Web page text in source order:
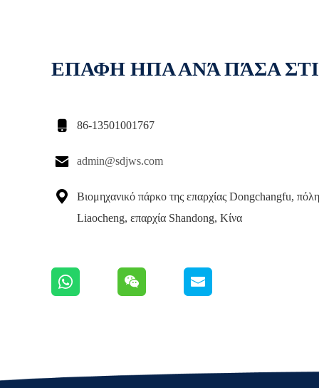
ΕΠΑΦΗ ΗΠΑ ΑΝΆ ΠΆΣΑ
 86-13501001767
 admin@sdjws.com

Βιομηχανικό πάρκο της επαρχίας Dongchangfu, πόλη
Liaocheng, επαρχία Shandong, Κίνα